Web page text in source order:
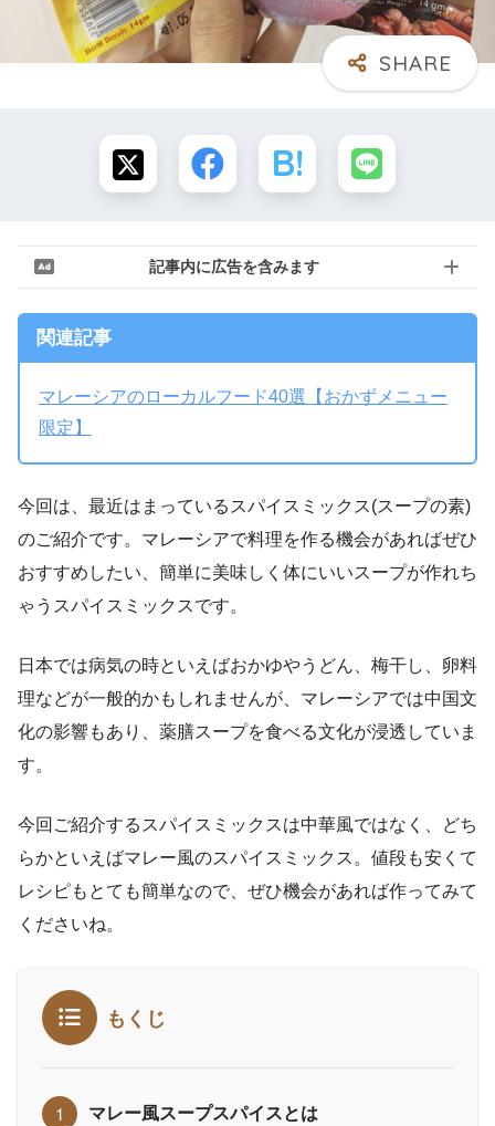
記事内に広告を含みます
関連記事
マレーシアのローカルフード40選【おかずメニュー
限定】
今回は、最近はまっているスパイスミックス(スープの素)
のご紹介です。マレーシアで料理を作る機会があればぜひ
おすすめしたい、簡単に美味しく体にいいスープが作れち
ゃうスパイスミックスです。
日本では病気の時といえばおかゆやうどん、梅干し、卵料
理などが一般的かもしれませんが、マレーシアでは中国文
化の影響もあり、薬膳スープを食べる文化が浸透していま
す。
今回ご紹介するスパイスミックスは中華風ではなく、どち
らかといえばマレー風のスパイスミックス。値段も安くて
レシピもとても簡単なので、ぜひ機会があれば作ってみて
くださいね。
もくじ
マレー風スープスパイスとは